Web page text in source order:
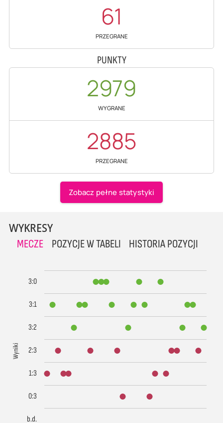
61
PRZEGRANE
PUNKTY
2979
WYGRANE
2885
PRZEGRANE
Zobacz pełne statystyki
WYKRESY
MECZE POZYCJE W TABELI HISTORIA POZYCJI
Wyniki
b.d.
0:3
1:3
2:3
3:2
3:1
3:0